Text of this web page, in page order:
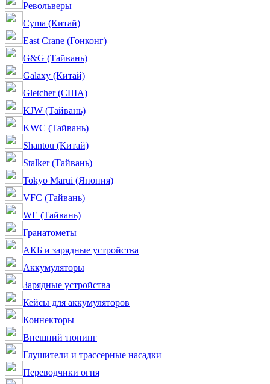
Револьверы
Cyma (Китай)
East Crane (Гонконг)
G&G (Тайвань)
Galaxy (Китай)
Gletcher (США)
KJW (Тайвань)
KWC (Тайвань)
Shantou (Китай)
Stalker (Тайвань)
Tokyo Marui (Япония)
VFC (Тайвань)
WE (Тайвань)
Гранатометы
АКБ и зарядные устройства
Аккумуляторы
Зарядные устройства
Кейсы для аккумуляторов
Коннекторы
Внешний тюнинг
Глушители и трассерные насадки
Переводчики огня